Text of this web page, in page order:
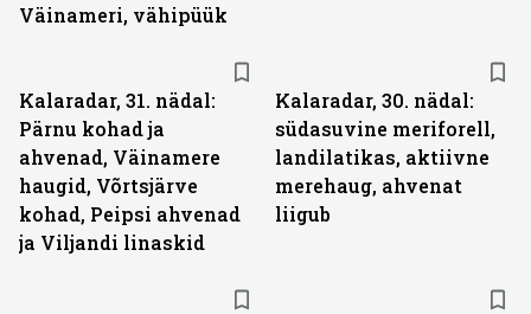
Väinameri, vähipüük
Kalaradar, 31. nädal:
Pärnu kohad ja
ahvenad, Väinamere
haugid, Võrtsjärve
kohad, Peipsi ahvenad
ja Viljandi linaskid
Kalaradar, 30. nädal:
südasuvine meriforell,
landilatikas, aktiivne
merehaug, ahvenat
liigub